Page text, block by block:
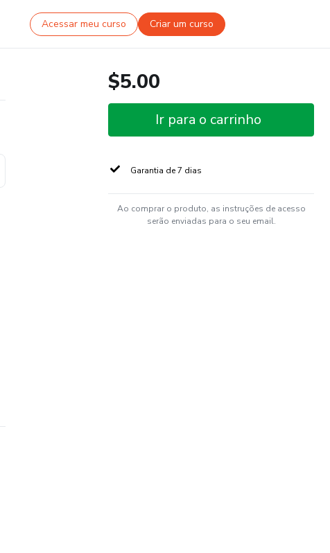
Acessar meu curso Criar um curso
$5.00
Ir para o carrinho
Garantia de 7 dias
Ao comprar o produto, as instruções de acesso
serão enviadas para o seu email.